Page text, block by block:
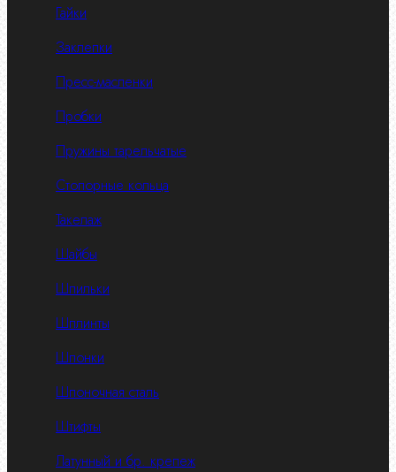
Гайки
Заклепки
Пресс-масленки
Пробки
Пружины тарельчатые
Стопорные кольца
Такелаж
Шайбы
Шпильки
Шплинты
Шпонки
Шпоночная сталь
Штифты
Латунный и бр. крепеж